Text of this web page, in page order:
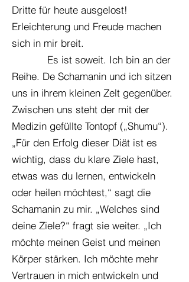
Dritte für heute ausgelost!
Erleichterung und Freude machen
sich in mir breit.
Es ist soweit. Ich bin an der
Reihe. De Schamanin und ich sitzen
uns in ihrem kleinen Zelt gegenüber.
Zwischen uns steht der mit der
Medizin gefüllte Tontopf („Shumu“).
„Für den Erfolg dieser Diät ist es
wichtig, dass du klare Ziele hast,
etwas was du lernen, entwickeln
oder heilen möchtest,“ sagt die
Schamanin zu mir. „Welches sind
deine Ziele?“ fragt sie weiter. „Ich
möchte meinen Geist und meinen
Körper stärken. Ich möchte mehr
Vertrauen in mich entwickeln und